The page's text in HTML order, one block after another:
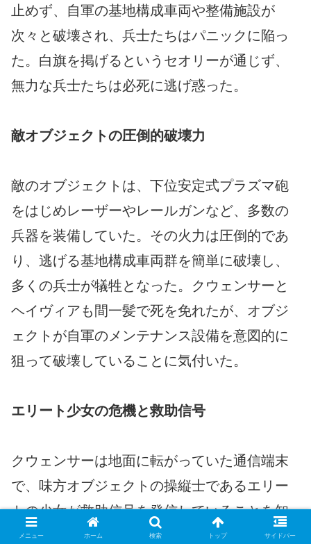
止めず、自軍の基地構成車両や整備施設が
次々と破壊され、兵士たちはパニックに陥っ
た。白旗を掲げるというセオリーが通じず、
無力な兵士たちは必死に逃げ惑った。
敵オブジェクトの圧倒的破壊力
敵のオブジェクトは、下位安定式プラズマ砲
をはじめレーザーやレールガンなど、多数の
兵器を装備していた。その火力は圧倒的であ
り、逃げる基地構成車両群を簡単に破壊し、
多くの兵士が犠牲となった。クウェンサーと
ヘイヴィアも間一髪で死を免れたが、オブジ
ェクトが自軍のメンテナンス設備を意図的に
狙って破壊していることに気付いた。
エリート少女の危機と救助信号
クウェンサーは地面に転がっていた通信端末
で、味方オブジェクトの操縦士であるエリー
トの少女が救助信号を発信していることを知
る。しかしフローレイティアは、この信号は
メニュー ホーム 検索 トップ サイドバー